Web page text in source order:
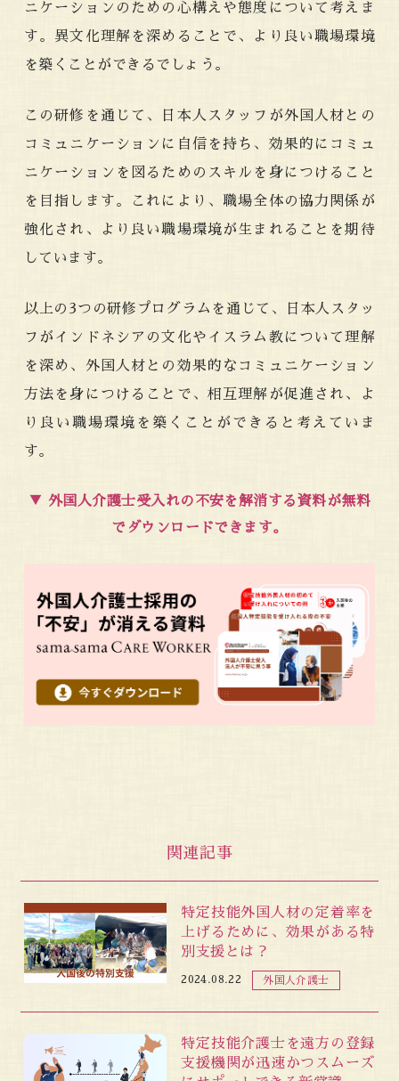
ニケーションのための心構えや態度について考えま
す。異文化理解を深めることで、より良い職場環境
を築くことができるでしょう。
この研修を通じて、日本人スタッフが外国人材との
コミュニケーションに自信を持ち、効果的にコミュ
ニケーションを図るためのスキルを身につけること
を目指します。これにより、職場全体の協力関係が
強化され、より良い職場環境が生まれることを期待
しています。
以上の3つの研修プログラムを通じて、日本人スタッ
フがインドネシアの文化やイスラム教について理解
を深め、外国人材との効果的なコミュニケーション
方法を身につけることで、相互理解が促進され、よ
り良い職場環境を築くことができると考えていま
す。
▼ 外国人介護士受入れの不安を解消する資料が無料
でダウンロードできます。
関連記事
2024.08.22 外国人介護士
特定技能外国人材の定着率を
上げるために、効果がある特
別支援とは？
特定技能介護士を遠方の登録
支援機関が迅速かつスムーズ